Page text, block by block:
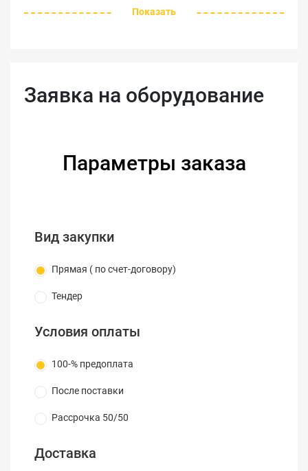
подключению к разъему и нажатию на кнопку.
ОСОБЕННОСТИ:
• Автофокусировка и автоцентрирование снимка
Показать
Заявка на оборудование
Параметры заказа
Вид закупки
Прямая ( по счет-договору)
Тендер
Условия оплаты
100-% предоплата
После поставки
Рассрочка 50/50
Доставка